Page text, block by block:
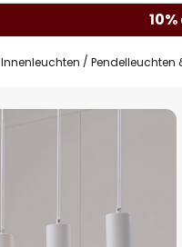
Innenleuchten Pendelleuchten